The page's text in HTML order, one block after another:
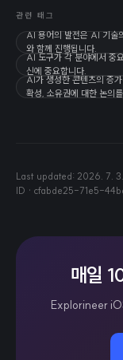
관련 태그
AI 용어의 발전은 AI 기술
와 함께 진행됩니다.
AI 도구가 각 분야에서 중
신에 중요합니다.
AI가 생성한 콘텐츠의 증
확성, 소유권에 대한 논의
Last updated: 2026. 7. 3.
ID · cfabde25-71e5-
매일
Explorineer